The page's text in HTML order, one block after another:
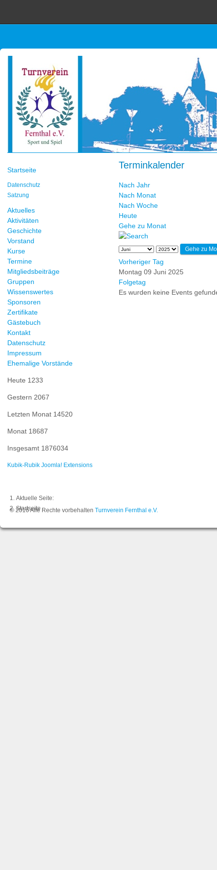
Startseite
Datenschutz
Satzung
Aktuelles
Aktivitäten
Geschichte
Vorstand
Kurse
Termine
Mitgliedsbeiträge
Gruppen
Wissenswertes
Sponsoren
Zertifikate
Gästebuch
Kontakt
Datenschutz
Impressum
Ehemalige Vorstände
Heute 1233
Gestern 2067
Letzten Monat 14520
Monat 18687
Insgesamt 1876034
Kubik-Rubik Joomla! Extensions
Terminkalender
Nach Jahr
Nach Monat
Nach Woche
Heute
Gehe zu Monat
Gehe zu
Vorheriger Tag
Montag 09 Juni 2025
Folgetag
Es wurden keine Events
Aktuelle Seite:
Startseite
© 2016 Alle Rechte vorbehalten Turnverein Fernthal e.V.